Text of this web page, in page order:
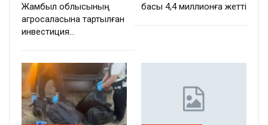
Жамбыл облысының
агросаласына тартылған
инвестиция…
басы 4,4 миллионға жетті